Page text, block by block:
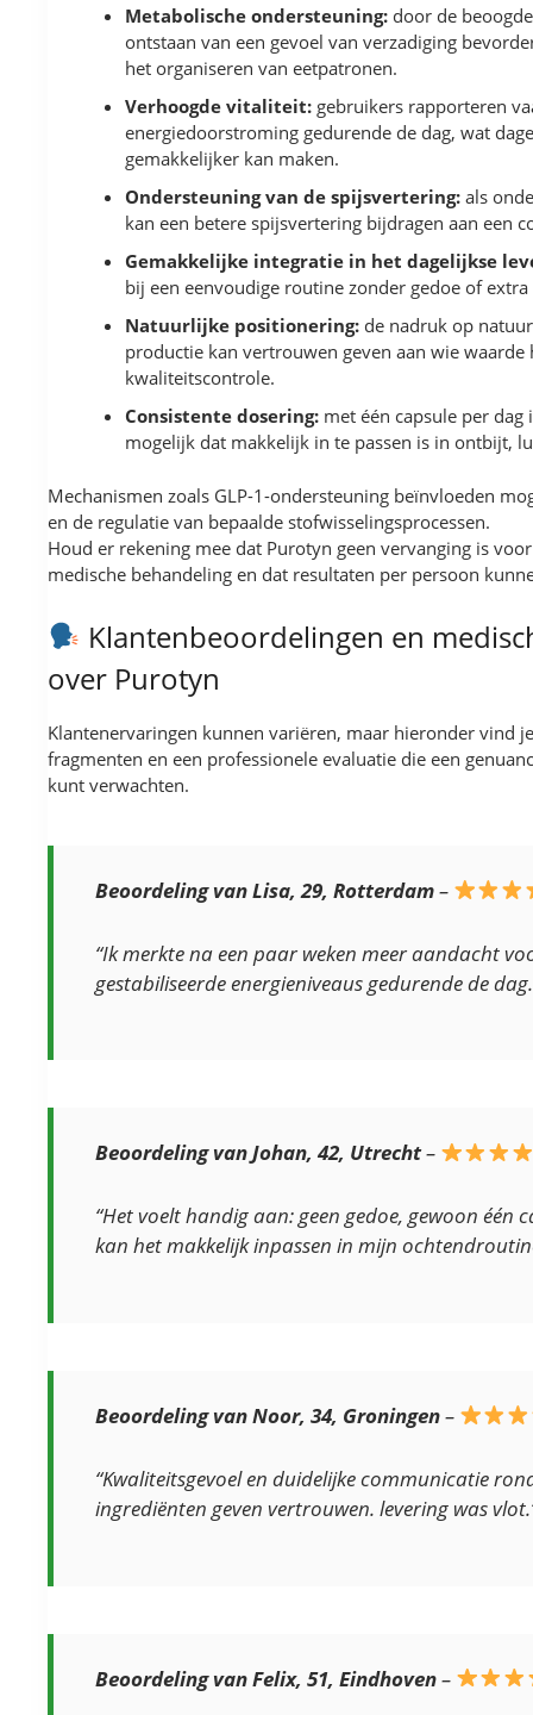
Metabolische ondersteuning: door de
ontstaan van een gevoel van verzadiging
het organiseren van eetpatronen.
Verhoogde vitaliteit: gebruikers rapporteren
energiedoorstroming gedurende de dag, wat
gemakkelijker kan maken.
Ondersteuning van de spijsvertering: als
kan een betere spijsvertering bijdragen aan een
Gemakkelijke integratie in het dagelijkse
bij een eenvoudige routine zonder gedoe of
Natuurlijke positionering: de nadruk op
productie kan vertrouwen geven aan wie waarde
kwaliteitscontrole.
Consistente dosering: met één capsule per
mogelijk dat makkelijk in te passen is in ontbijt,
Mechanismen zoals GLP-1-ondersteuning beïnvloeden
en de regulatie van bepaalde stofwisselingsprocessen.
Houd er rekening mee dat Purotyn geen vervanging is
medische behandeling en dat resultaten per persoon
Klantenbeoordelingen en
over Purotyn
Klantenervaringen kunnen variëren, maar hieronder vind
fragmenten en een professionele evaluatie die een
kunt verwachten.
Beoordeling van Lisa, 29, Rotterdam–
“Ik merkte na een paar weken meer aandacht
gestabiliseerde energieniveaus gedurende de
Beoordeling van Johan, 42, Utrecht–
“Het voelt handig aan: geen gedoe, gewoon één
kan het makkelijk inpassen in mijn
Beoordeling van Noor, 34, Groningen–
“Kwaliteitsgevoel en duidelijke communicatie
ingrediënten geven vertrouwen. levering was
Beoordeling van Felix, 51, Eindhoven–